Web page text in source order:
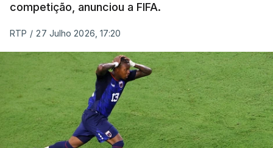
competição, anunciou a FIFA.
RTP / 27 Julho 2026, 17:20